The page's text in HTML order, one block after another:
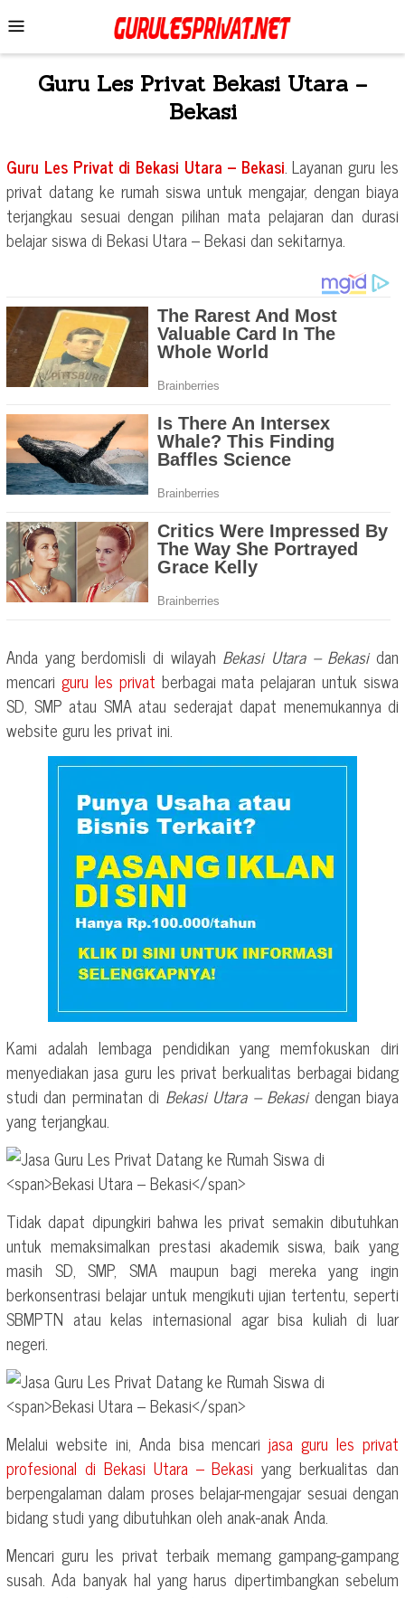
to
contentMenu
Guru Les Privat Bekasi Utara –
Bekasi
Guru Les Privat di Bekasi Utara – Bekasi. Layanan guru les
privat datang ke rumah siswa untuk mengajar, dengan biaya
terjangkau sesuai dengan pilihan mata pelajaran dan durasi
belajar siswa di Bekasi Utara – Bekasi dan sekitarnya.
Anda yang berdomisli di wilayah Bekasi Utara – Bekasidan
mencari guru les privat berbagai mata pelajaran untuk siswa
SD, SMP atau SMA atau sederajat dapat menemukannya di
website guru les privat ini.
Kami adalah lembaga pendidikan yang memfokuskan diri
menyediakan jasa guru les privat berkualitas berbagai bidang
studi dan perminatan di Bekasi Utara – Bekasidengan biaya
yang terjangkau.
Tidak dapat dipungkiri bahwa les privat semakin dibutuhkan
untuk memaksimalkan prestasi akademik siswa, baik yang
masih SD, SMP, SMA maupun bagi mereka yang ingin
berkonsentrasi belajar untuk mengikuti ujian tertentu, seperti
SBMPTN atau kelas internasional agar bisa kuliah di luar
negeri.
Melalui website ini, Anda bisa mencarijasa guru les privat
profesional di Bekasi Utara – Bekasi yang berkualitas dan
berpengalaman dalam proses belajar-mengajar sesuai dengan
bidang studi yang dibutuhkan oleh anak-anak Anda.
Mencari guru les privat terbaik memang gampang-gampang
susah. Ada banyak hal yang harus dipertimbangkan sebelum